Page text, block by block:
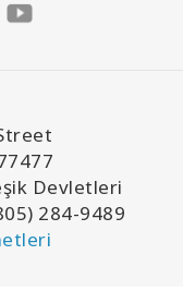
Devletleri
284-9489